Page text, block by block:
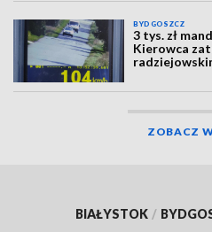
BYDGOSZCZ
3 tys. zł
Kierowca
ZOBACZ
BIAŁYSTOK /